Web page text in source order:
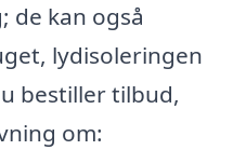
de kan også
lydisoleringen
bestiller tilbud,
om: